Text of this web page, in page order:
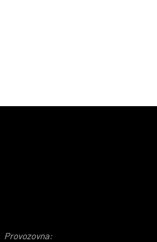
Provozovna: